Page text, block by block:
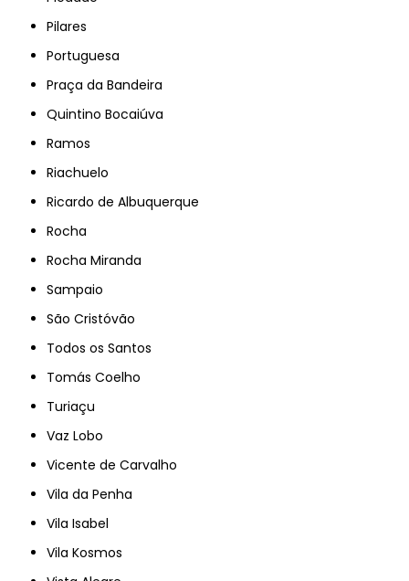
Pilares
Portuguesa
Praça da Bandeira
Quintino Bocaiúva
Ramos
Riachuelo
Ricardo de Albuquerque
Rocha
Rocha Miranda
Sampaio
São Cristóvão
Todos os Santos
Tomás Coelho
Turiaçu
Vaz Lobo
Vicente de Carvalho
Vila da Penha
Vila Isabel
Vila Kosmos